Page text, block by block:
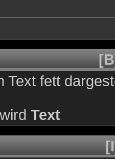
Text fett
Text